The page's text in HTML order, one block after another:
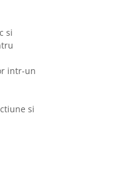
si
intr-un
si